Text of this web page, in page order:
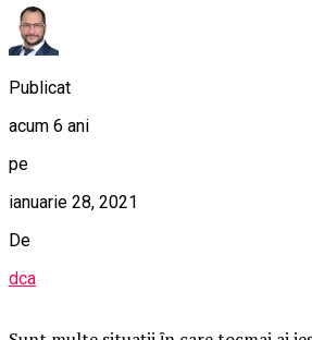
Publicat
acum 6 ani
pe
ianuarie 28, 2021
De
dca